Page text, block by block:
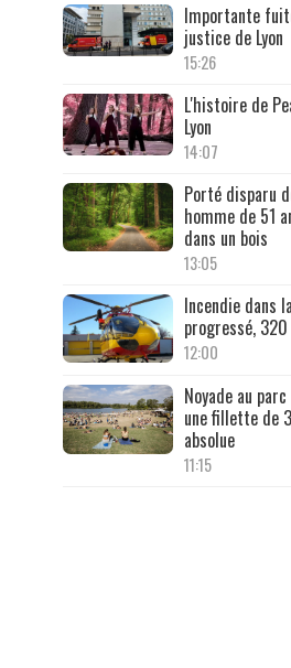
Importante
justice de Lyon
15:26
L'histoire de
Lyon
14:07
Porté disparu
homme de 51
dans un bois
13:05
Incendie dans
progressé,
12:00
Noyade au
une fillette de
absolue
11:15